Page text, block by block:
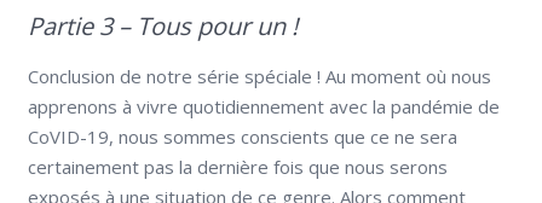
Partie 3 – Tous pour un !
Conclusion de notre série spéciale ! Au moment où nous
apprenons à vivre quotidiennement avec la pandémie de
CoVID-19, nous sommes conscients que ce ne sera
certainement pas la dernière fois que nous serons
exposés à une situation de ce genre. Alors comment